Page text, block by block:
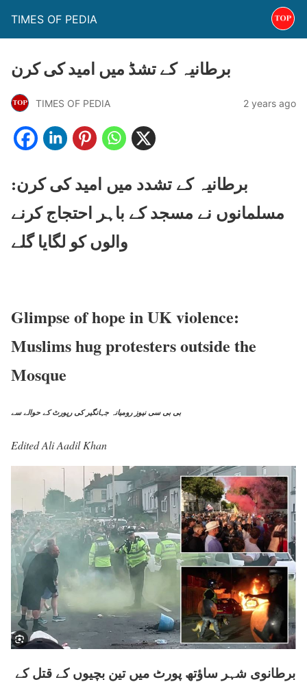
TIMES OF PEDIA
برطانیہ کے تشڈ میں امید کی کرن
TIMES OF PEDIA 2 years ago
برطانیہ کے تشدد میں امید کی کرن:
مسلمانوں نے مسجد کے باہر احتجاج کرنے
والوں کو لگایا گلے
Glimpse of hope in UK violence:
Muslims hug protesters outside the
Mosque
بی بی سی نیوز رومیانہ جہانگیر کی رپورٹ کے حوالے سے
Edited Ali Aadil Khan